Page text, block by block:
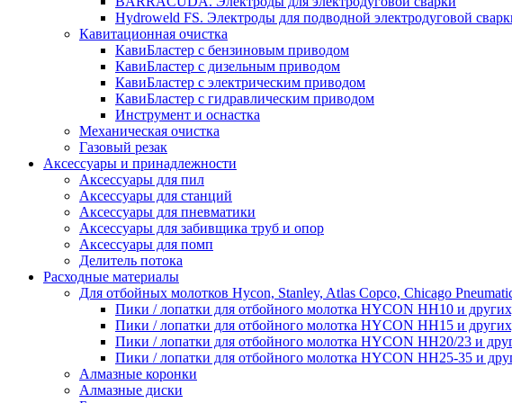
Hydroweld FS. Электроды для подводной электродуговой
Кавитационная очистка
КавиБластер с бензиновым приводом
КавиБластер с дизельным приводом
КавиБластер с электрическим приводом
КавиБластер с гидравлическим приводом
Инструмент и оснастка
Механическая очистка
Газовый резак
Аксессуары и принадлежности
Аксессуары для пил
Аксессуары для станций
Аксессуары для пневматики
Аксессуары для забивщика труб и опор
Аксессуары для помп
Делитель потока
Расходные материалы
Для отбойных молотков Hycon, Stanley, Atlas Copco, Chicago
Пики / лопатки для отбойного молотка HYCON HH10 и
Пики / лопатки для отбойного молотка HYCON HH15 и
Пики / лопатки для отбойного молотка HYCON HH20/23 и
Пики / лопатки для отбойного молотка HYCON HH25-35 и
Алмазные коронки
Алмазные диски